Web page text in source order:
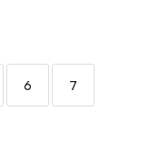
6 7